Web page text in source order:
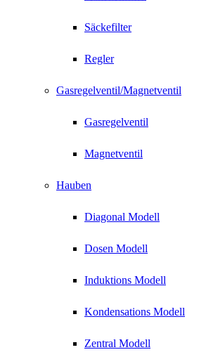
Säckefilter
Regler
Gasregelventil/Magnetventil
Gasregelventil
Magnetventil
Hauben
Diagonal Modell
Dosen Modell
Induktions Modell
Kondensations Modell
Zentral Modell